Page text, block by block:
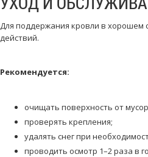
Для поддержания кровли в хорошем
действий.
Рекомендуется:
очищать поверхность от
проверять крепления;
удалять снег при
проводить осмотр 1–2 раза в